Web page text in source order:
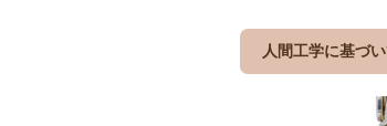
人間工学に基づ